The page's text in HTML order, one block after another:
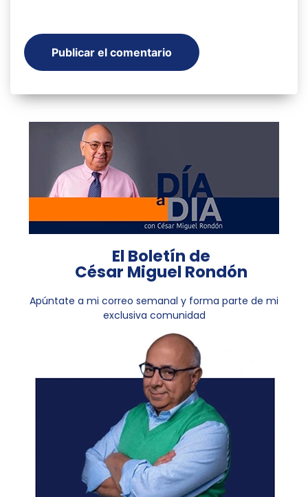
El Boletín de
César Miguel Rondón
Apúntate a mi correo semanal y forma parte de mi
exclusiva comunidad